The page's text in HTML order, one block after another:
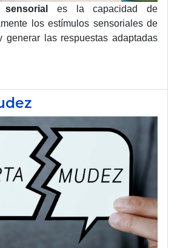
es la capacidad de
los estímulos sensoriales de
generar las respuestas adaptadas